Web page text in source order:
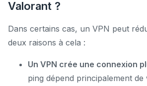
Valorant ?
Dans certains cas, un VPN peut
deux raisons à cela :
Un VPN crée une connexion
ping dépend principalement